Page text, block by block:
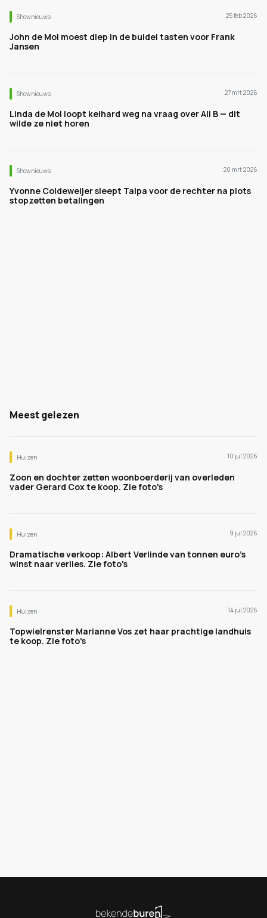
Shownieuws 25 feb 2026
John de Mol moest diep in de buidel tasten voor Frank
Jansen
Shownieuws 27 mrt 2026
Linda de Mol loopt keihard weg na vraag over Ali B — dit
wilde ze niet horen
Shownieuws 20 mrt 2026
Yvonne Coldeweijer sleept Talpa voor de rechter na plots
stopzetten betalingen
Meest gelezen
Huizen 10 jul 2026
Zoon en dochter zetten woonboerderij van overleden
vader Gerard Cox te koop. Zie foto's
Huizen 9 jul 2026
Dramatische verkoop: Albert Verlinde van tonnen euro's
winst naar verlies. Zie foto's
Huizen 14 jul 2026
Topwielrenster Marianne Vos zet haar prachtige landhuis
te koop. Zie foto's